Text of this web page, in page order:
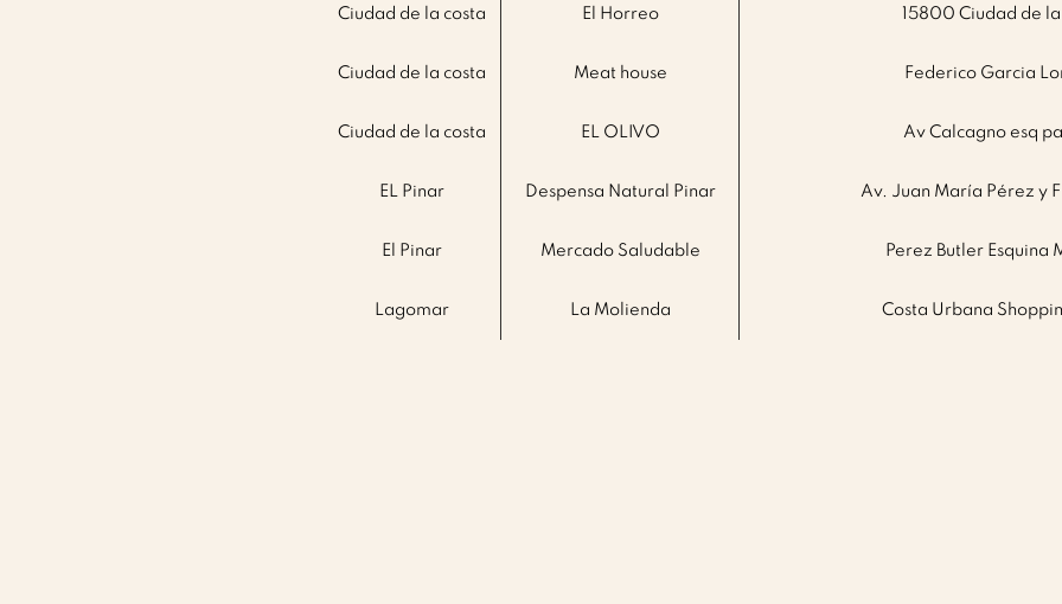
Ciudad de la costa El Horreo 15800 Ciudad de
Ciudad de la costa Meat house Federico Garcia
Ciudad de la costa EL OLIVO Av Calcagno esq
EL Pinar Despensa Natural Pinar Av. Juan María Pérez y
El Pinar Mercado Saludable Perez Butler Esquina
Lagomar La Molienda Costa Urbana